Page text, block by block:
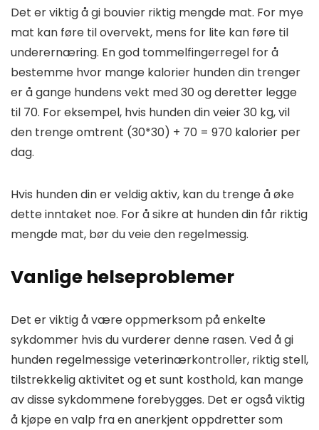
Det er viktig å gi bouvier riktig mengde mat. For mye
mat kan føre til overvekt, mens for lite kan føre til
underernæring. En god tommelfingerregel for å
bestemme hvor mange kalorier hunden din trenger
er å gange hundens vekt med 30 og deretter legge
til 70. For eksempel, hvis hunden din veier 30 kg, vil
den trenge omtrent (30*30) + 70 = 970 kalorier per
dag.
Hvis hunden din er veldig aktiv, kan du trenge å øke
dette inntaket noe. For å sikre at hunden din får riktig
mengde mat, bør du veie den regelmessig.
Vanlige helseproblemer
Det er viktig å være oppmerksom på enkelte
sykdommer hvis du vurderer denne rasen. Ved å gi
hunden regelmessige veterinærkontroller, riktig stell,
tilstrekkelig aktivitet og et sunt kosthold, kan mange
av disse sykdommene forebygges. Det er også viktig
å kjøpe en valp fra en anerkjent oppdretter som